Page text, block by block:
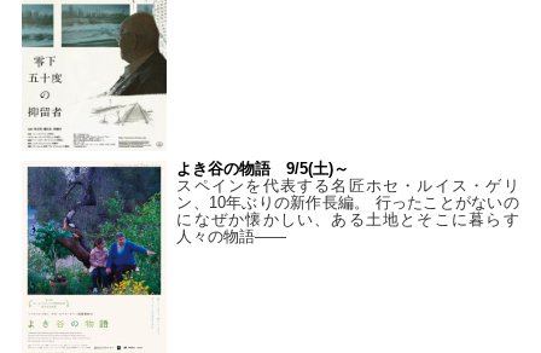
よき谷の物語 9/5(土)～
スペインを代表する名匠ホセ・ルイス・ゲリ
ン、10年ぶりの新作長編。 行ったことがないの
になぜか懐かしい、ある土地とそこに暮らす
人々の物語――